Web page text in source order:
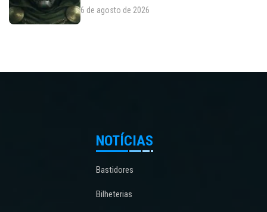
6 de agosto de 2026
NOTÍCIAS
Bastidores
Bilheterias